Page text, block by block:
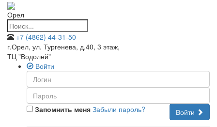
Орел
+7 (4862) 44-31-50
г.Орел, ул. Тургенева, д.40, 3 этаж,
ТЦ "Водолей"
Войти
Запомнить меня Войти
Забыли пароль?